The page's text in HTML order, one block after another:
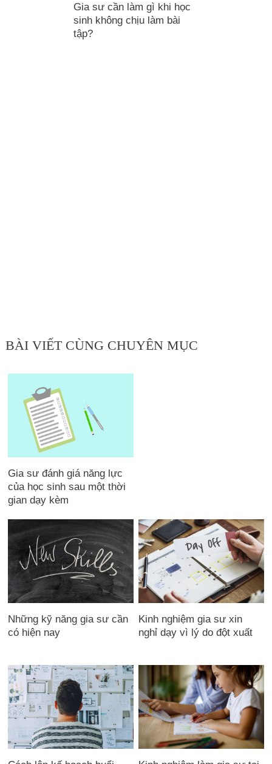
Gia sư cần làm gì khi học
sinh không chịu làm bài
tập?
BÀI VIẾT CÙNG CHUYÊN MỤC
Gia sư đánh giá năng lực
của học sinh sau một thời
gian dạy kèm
Những kỹ năng gia sư cần
có hiện nay
Kinh nghiệm gia sư xin
nghỉ dạy vì lý do đột xuất